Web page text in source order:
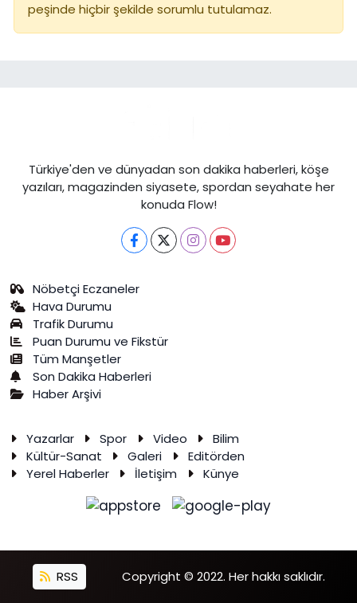
peşinde hiçbir şekilde sorumlu tutulamaz.
Türkiye'den ve dünyadan son dakika haberleri, köşe
yazıları, magazinden siyasete, spordan seyahate her
konuda Flow!
Nöbetçi Eczaneler
Hava Durumu
Trafik Durumu
Puan Durumu ve Fikstür
Tüm Manşetler
Son Dakika Haberleri
Haber Arşivi
Yazarlar Spor Video
Bilim
Kültür-Sanat
Galeri
Editörden
Yerel Haberler
İletişim Künye
RSS Copyright © 2022. Her hakkı saklıdır.